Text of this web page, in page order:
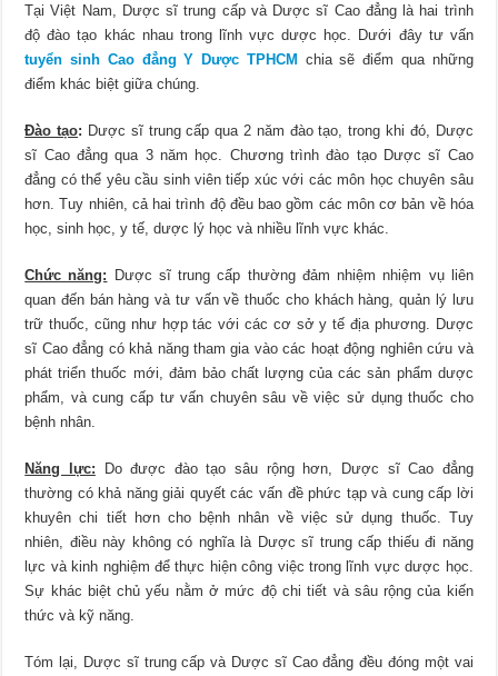
Tại Việt Nam, Dược sĩ trung cấp và Dược sĩ Cao đẳng là hai trình
độ đào tạo khác nhau trong lĩnh vực dược học. Dưới đây tư vấn
tuyển sinh Cao đẳng Y Dược TPHCM chia sẽ điểm qua những
điểm khác biệt giữa chúng.
Đào tạo: Dược sĩ trung cấp qua 2 năm đào tạo, trong khi đó, Dược
sĩ Cao đẳng qua 3 năm học. Chương trình đào tạo Dược sĩ Cao
đẳng có thể yêu cầu sinh viên tiếp xúc với các môn học chuyên sâu
hơn. Tuy nhiên, cả hai trình độ đều bao gồm các môn cơ bản về hóa
học, sinh học, y tế, dược lý học và nhiều lĩnh vực khác.
Chức năng: Dược sĩ trung cấp thường đảm nhiệm nhiệm vụ liên
quan đến bán hàng và tư vấn về thuốc cho khách hàng, quản lý lưu
trữ thuốc, cũng như hợp tác với các cơ sở y tế địa phương. Dược
sĩ Cao đẳng có khả năng tham gia vào các hoạt động nghiên cứu và
phát triển thuốc mới, đảm bảo chất lượng của các sản phẩm dược
phẩm, và cung cấp tư vấn chuyên sâu về việc sử dụng thuốc cho
bệnh nhân.
Năng lực: Do được đào tạo sâu rộng hơn, Dược sĩ Cao đẳng
thường có khả năng giải quyết các vấn đề phức tạp và cung cấp lời
khuyên chi tiết hơn cho bệnh nhân về việc sử dụng thuốc. Tuy
nhiên, điều này không có nghĩa là Dược sĩ trung cấp thiếu đi năng
lực và kinh nghiệm để thực hiện công việc trong lĩnh vực dược học.
Sự khác biệt chủ yếu nằm ở mức độ chi tiết và sâu rộng của kiến
thức và kỹ năng.
Tóm lại, Dược sĩ trung cấp và Dược sĩ Cao đẳng đều đóng một vai